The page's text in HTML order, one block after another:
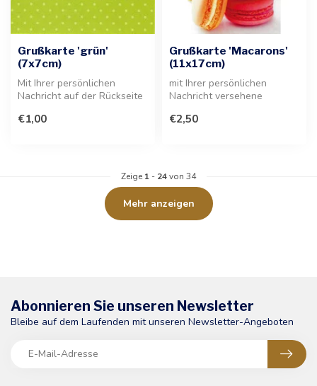
Grußkarte 'grün'
(7x7cm)
Mit Ihrer persönlichen
Nachricht auf der Rückseite
Grußk...
€1,00
Grußkarte 'Macarons'
(11x17cm)
mit Ihrer persönlichen
Nachricht versehene
Design. Ideal f...
€2,50
Zeige 1 - 24von 34
Mehr anzeigen
Abonnieren Sie unseren Newsletter
Bleibe auf dem Laufenden mit unseren Newsletter-Angeboten